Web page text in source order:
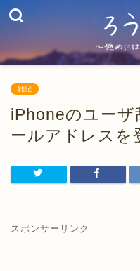
雑記
iPhoneのユーザ
ールアドレスを
スポンサーリンク